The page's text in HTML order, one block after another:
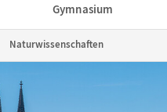
Gymnasium
Naturwissenschaften